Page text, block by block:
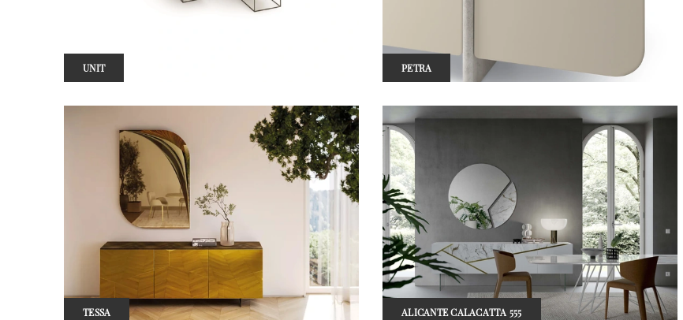
UNIT PETRA
TESSA ALICANTE CALACATTA 555